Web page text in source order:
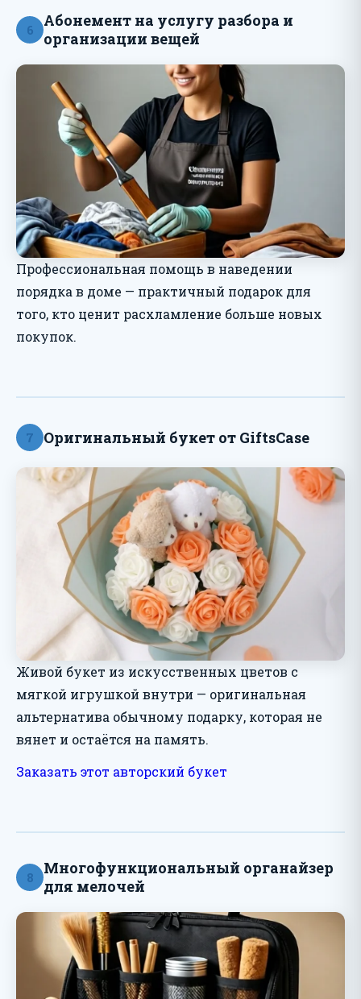
6
Абонемент на услугу разбора и
организации вещей
Профессиональная помощь в наведении
порядка в доме — практичный подарок для
того, кто ценит расхламление больше новых
покупок.
7 Оригинальный букет от GiftsCase
Живой букет из искусственных цветов с
мягкой игрушкой внутри — оригинальная
альтернатива обычному подарку, которая не
вянет и остаётся на память.
Заказать этот авторский букет
8
Многофункциональный органайзер
для мелочей